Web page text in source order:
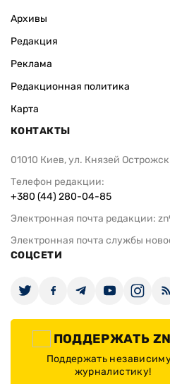
Архивы
Редакция
Реклама
Редакционная политика
Карта
КОНТАКТЫ
01010 Киев, ул. Князей
Телефон редакции:
+380 (44) 280-04-85
Электронная почта редакции:
Электронная почта службы
СОЦСЕТИ
ПОДДЕРЖАТЬ
Поддержать
журналистику!